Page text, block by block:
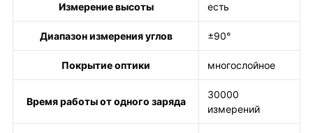
Измерение высоты есть
Диапазон измерения углов ±90°
Покрытие оптики многослойное
Время работы от одного заряда
30000
измерений